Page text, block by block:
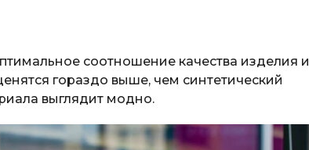
соотношение качества изделия и
гораздо выше, чем синтетический
выглядит модно.